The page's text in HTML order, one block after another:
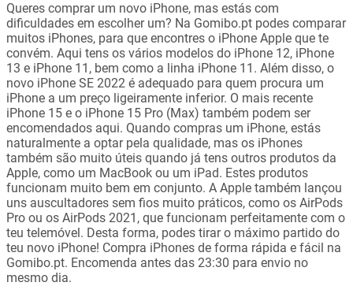
Queres comprar um novo iPhone, mas estás com
dificuldades em escolher um? Na Gomibo.pt podes comparar
muitos iPhones, para que encontres o iPhone Apple que te
convém. Aqui tens os vários modelos do iPhone 12, iPhone
13 e iPhone 11, bem como a linha iPhone 11. Além disso, o
novo iPhone SE 2022 é adequado para quem procura um
iPhone a um preço ligeiramente inferior. O mais recente
iPhone 15 e o iPhone 15 Pro (Max) também podem ser
encomendados aqui. Quando compras um iPhone, estás
naturalmente a optar pela qualidade, mas os iPhones
também são muito úteis quando já tens outros produtos da
Apple, como um MacBook ou um iPad. Estes produtos
funcionam muito bem em conjunto. A Apple também lançou
uns auscultadores sem fios muito práticos, como os AirPods
Pro ou os AirPods 2021, que funcionam perfeitamente com o
teu telemóvel. Desta forma, podes tirar o máximo partido do
teu novo iPhone! Compra iPhones de forma rápida e fácil na
Gomibo.pt. Encomenda antes das 23:30 para envio no
mesmo dia.